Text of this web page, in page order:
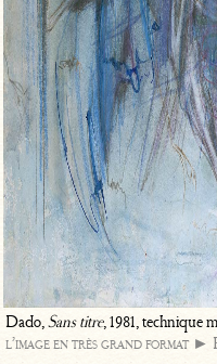
Dado,Sans titre, 1981, technique
l’image en très grand format ►